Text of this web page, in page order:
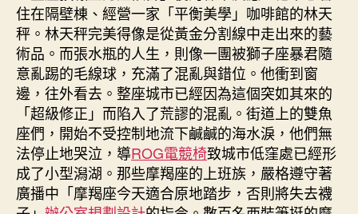
住在隔壁棟、經營一家「平衡美學」咖啡館的林天
秤。林天秤完美得像是從黃金分割線中走出來的藝
術品。而張水瓶的人生，則像一團被獅子座暴君隨
意亂踢的毛線球，充滿了混亂與錯位。他衝到窗
邊，往外看去。整座城市已經因為這個突如其來的
「超級修正」而陷入了荒謬的混亂。街道上的雙魚
座們，開始不受控制地流下鹹鹹的海水淚，他們無
法停止地哭泣，導ROG電競椅致城市低窪處已經形
成了小型潟湖。那些摩羯座的上班族，嚴格遵守著
廣播中「摩羯座今天適合原地踏步，否則將失去襪